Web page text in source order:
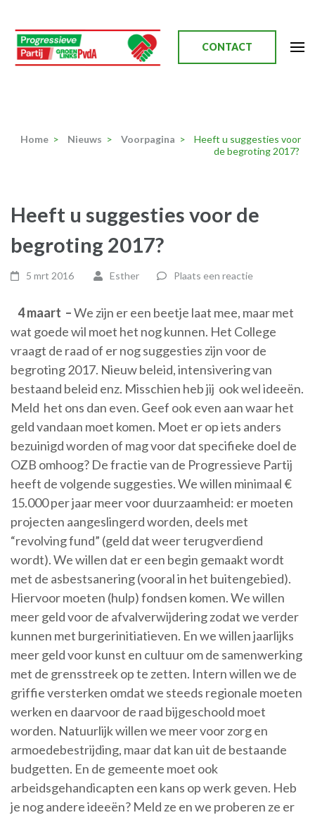
naar
inhoud
(Druk
CONTACT
Home > Nieuws > Voorpagina >
Heeft u suggesties voor
de begroting 2017?
Heeft u suggesties voor de
begroting 2017?
5 mrt 2016 Esther Plaats een reactie
4 maart –We zijn er een beetje laat mee, maar met
wat goede wil moet het nog kunnen. Het College
vraagt de raad of er nog suggesties zijn voor de
begroting 2017. Nieuw beleid, intensivering van
bestaand beleid enz. Misschien heb jij ook wel ideeën.
Meld het ons dan even. Geef ook even aan waar het
geld vandaan moet komen. Moet er op iets anders
bezuinigd worden of mag voor dat specifieke doel de
OZB omhoog? De fractie van de Progressieve Partij
heeft de volgende suggesties. We willen minimaal €
15.000 per jaar meer voor duurzaamheid: er moeten
projecten aangeslingerd worden, deels met
“revolving fund” (geld dat weer terugverdiend
wordt). We willen dat er een begin gemaakt wordt
met de asbestsanering (vooral in het buitengebied).
Hiervoor moeten (hulp) fondsen komen. We willen
meer geld voor de afvalverwijdering zodat we verder
kunnen met burgerinitiatieven. En we willen jaarlijks
meer geld voor kunst en cultuur om de samenwerking
met de grensstreek op te zetten. Intern willen we de
griffie versterken omdat we steeds regionale moeten
werken en daarvoor de raad bijgeschoold moet
worden. Natuurlijk willen we meer voor zorg en
armoedebestrijding, maar dat kan uit de bestaande
budgetten. En de gemeente moet ook
arbeidsgehandicapten een kans op werk geven. Heb
je nog andere ideeën? Meld ze en we proberen ze er